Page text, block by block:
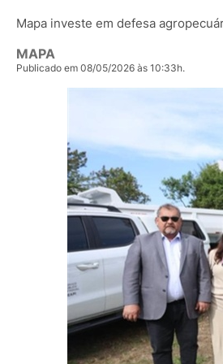
Mapa investe em defesa
MAPA
Publicado em 08/05/2026 às 10:33h.